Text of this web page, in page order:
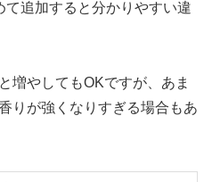
追加すると分かりやすい違
増やしてもOKですが、あま
りが強くなりすぎる場合もあ